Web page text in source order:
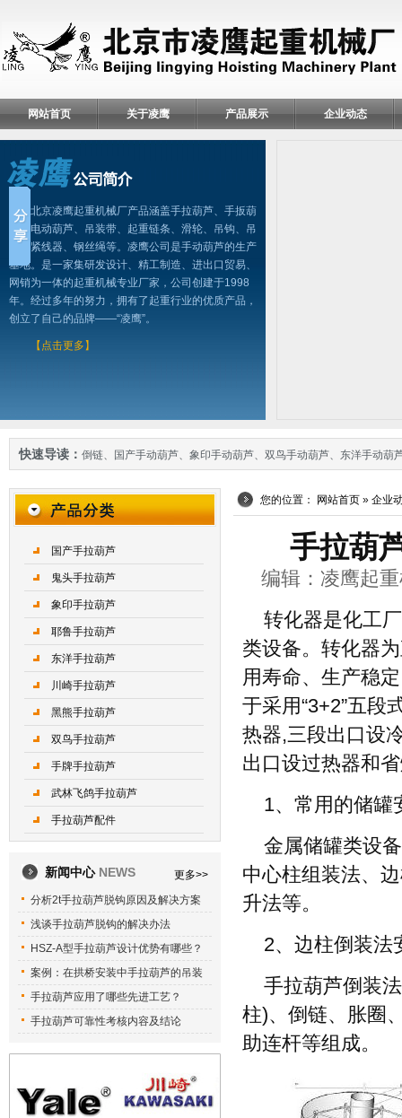
网站首页 关于凌鹰 产品展示 企业动态
北京凌鹰起重机械厂产品涵盖手拉葫芦、手扳葫
芦、电动葫芦、吊装带、起重链条、滑轮、吊钩、吊
具、紧线器、钢丝绳等。凌鹰公司是手动葫芦的生产
基地。是一家集研发设计、精工制造、进出口贸易、
网销为一体的起重机械专业厂家，公司创建于1998
年。经过多年的努力，拥有了起重行业的优质产品，
创立了自己的品牌——“凌鹰”。
【点击更多】
快速导读： 倒链、 国产手动葫芦、 象印手动葫芦、 双鸟手动葫芦、 东洋手动葫
您的位置： 网站首页 » 企业
手拉葫
编辑：凌鹰起
转化器是化工
类设备。转化器
用寿命、生产稳
于采用“3+2”五段
热器,三段出口设
出口设过热器和
1、常用的储罐
金属储罐类设
中心柱组装法、
升法等。
2、边柱倒装法
手拉葫芦倒装
柱)、倒链、胀圈
助连杆等组成。
国产手拉葫芦
鬼头手拉葫芦
象印手拉葫芦
耶鲁手拉葫芦
东洋手拉葫芦
川崎手拉葫芦
黑熊手拉葫芦
双鸟手拉葫芦
手牌手拉葫芦
武林飞鸽手拉葫芦
手拉葫芦配件
新闻中心 NEWS
更多>>
分析2t手拉葫芦脱钩原因及解决方案
浅谈手拉葫芦脱钩的解决办法
HSZ-A型手拉葫芦设计优势有哪些？
案例：在拱桥安装中手拉葫芦的吊装
手拉葫芦应用了哪些先进工艺？
手拉葫芦可靠性考核内容及结论